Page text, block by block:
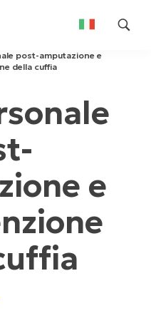
post-amputazione e
della cuffia
e